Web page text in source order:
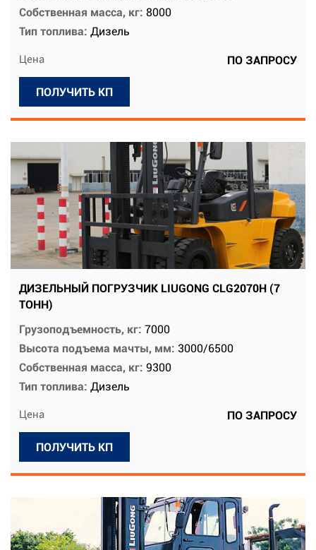
Собственная масса, кг: 8000
Тип топлива: Дизель
Цена ПО ЗАПРОСУ
ПОЛУЧИТЬ КП
ДИЗЕЛЬНЫЙ ПОГРУЗЧИК LIUGONG CLG2070H (7
ТОНН)
Грузоподъемность, кг: 7000
Высота подъема мачты, мм: 3000/6500
Собственная масса, кг: 9300
Тип топлива: Дизель
Цена ПО ЗАПРОСУ
ПОЛУЧИТЬ КП